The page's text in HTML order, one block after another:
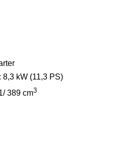
: 8,3 kW (11,3 PS)
389 cm3